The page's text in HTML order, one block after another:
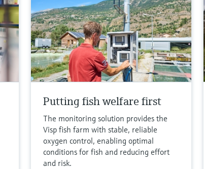
Putting fish welfare first
The monitoring solution provides the
Visp fish farm with stable, reliable
oxygen control, enabling optimal
conditions for fish and reducing effort
and risk.